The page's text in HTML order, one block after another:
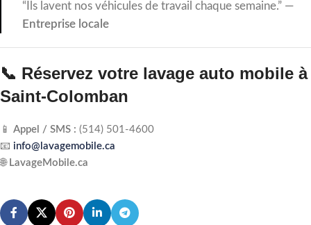
“Ils lavent nos véhicules de travail chaque semaine.” —
Entreprise locale
📞 Réservez votre lavage auto mobile à
Saint-Colomban
📱 Appel / SMS : (514) 501-4600
📧 info@lavagemobile.ca
🌐 LavageMobile.ca